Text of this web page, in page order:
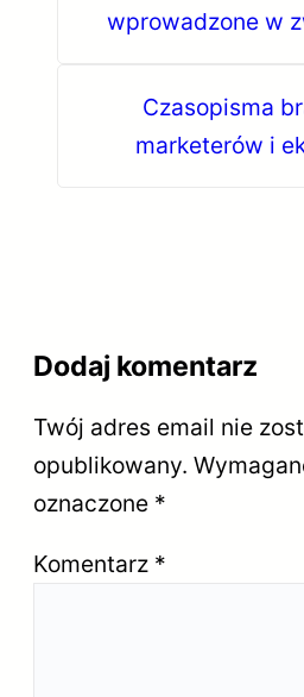
wprowadzone w
Czasopisma
marketerów i
Dodaj komentarz
Twój adres email nie
opublikowany.
oznaczone *
Komentarz *